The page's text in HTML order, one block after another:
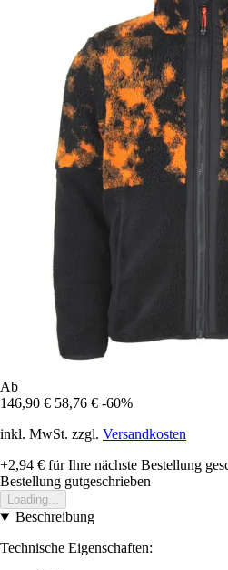
Ab
146,90 € 58,76 € -60%
inkl. MwSt. zzgl. Versandkosten
+2,94 € für Ihre nächste Bestellung
Bestellung gutgeschrieben
Loading...
Beschreibung
Technische Eigenschaften: